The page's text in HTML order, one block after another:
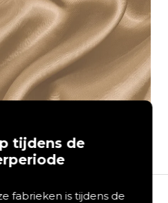
tijdens de
fabrieken is tijdens de